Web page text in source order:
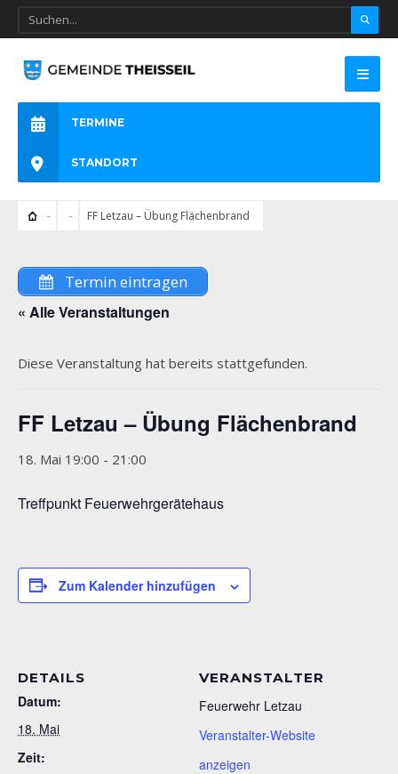
TERMINE
STANDORT
FF Letzau – Übung Flächenbrand
Termin eintragen
« Alle Veranstaltungen
Diese Veranstaltung hat bereits stattgefunden.
FF Letzau – Übung Flächenbrand
18. Mai 19:00 - 21:00
Treffpunkt Feuerwehrgerätehaus
Zum Kalender hinzufügen
DETAILS
Datum:
18. Mai
Zeit:
VERANSTALTER
Feuerwehr Letzau
Veranstalter-Website
anzeigen